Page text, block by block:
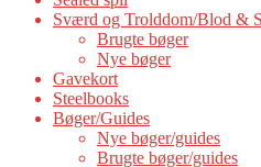
Sværd og Trolddom/Blod &
Brugte bøger
Nye bøger
Gavekort
Steelbooks
Bøger/Guides
Nye bøger/guides
Brugte bøger/guides